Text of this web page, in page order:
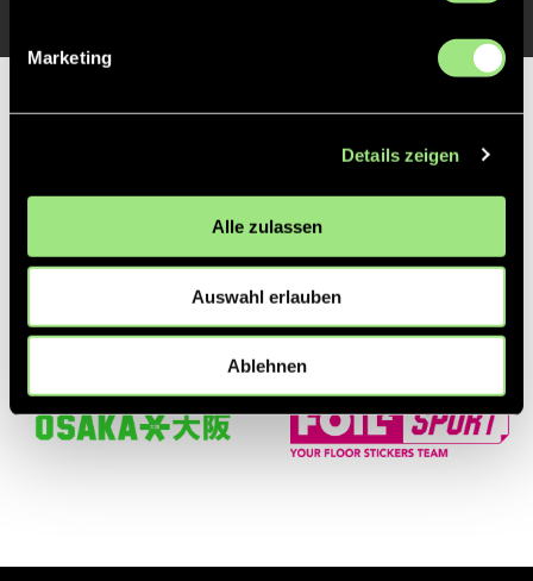
Marketing
Details zeigen
Alle zulassen
Auswahl erlauben
Ablehnen
Partner